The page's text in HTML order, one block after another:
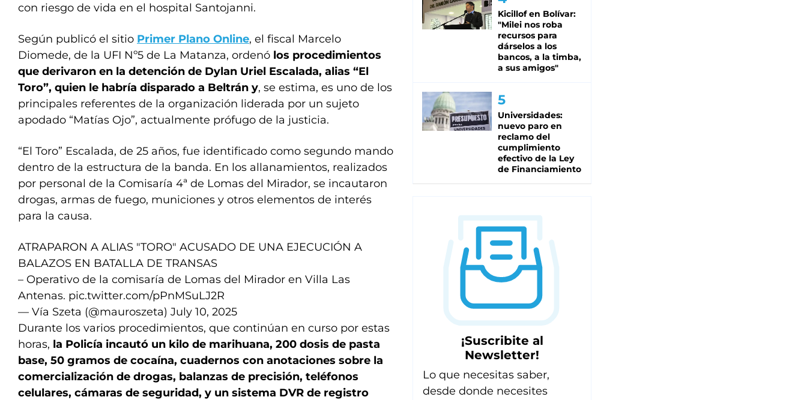
con riesgo de vida en el hospital Santojanni.
Según publicó el sitio Primer Plano Online, el fiscal Marcelo
Diomede, de la UFI Nº5 de La Matanza, ordenó los procedimientos
que derivaron en la detención de Dylan Uriel Escalada, alias “El
Toro”, quien le habría disparado a Beltrán y, se estima, es uno de los
principales referentes de la organización liderada por un sujeto
apodado “Matías Ojo”, actualmente prófugo de la justicia.
“El Toro” Escalada, de 25 años, fue identificado como segundo mando
dentro de la estructura de la banda. En los allanamientos, realizados
por personal de la Comisaría 4ª de Lomas del Mirador, se incautaron
drogas, armas de fuego, municiones y otros elementos de interés
para la causa.
ATRAPARON A ALIAS "TORO" ACUSADO DE UNA EJECUCIÓN A
BALAZOS EN BATALLA DE TRANSAS
– Operativo de la comisaría de Lomas del Mirador en Villa Las
Antenas. pic.twitter.com/pPnMSuLJ2R
— Vía Szeta (@mauroszeta) July 10, 2025
Durante los varios procedimientos, que continúan en curso por estas
horas, la Policía incautó un kilo de marihuana, 200 dosis de pasta
base, 50 gramos de cocaína, cuadernos con anotaciones sobre la
comercialización de drogas, balanzas de precisión, teléfonos
celulares, cámaras de seguridad, y un sistema DVR de registro
Kicillof en Bolívar:
"Milei nos roba
recursos para
dárselos a los
bancos, a la timba,
a sus amigos"
Universidades:
nuevo paro en
reclamo del
cumplimiento
efectivo de la Ley
de Financiamiento
¡Suscribite al
Newsletter!
Lo que necesitas saber,
desde donde necesites